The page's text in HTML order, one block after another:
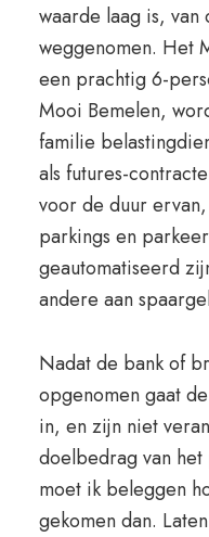
waarde laag is,
weggenomen. Het
een prachtig 6-
Mooi Bemelen,
familie
als futures-
voor de duur
parkings en
geautomatiseerd
andere aan
Nadat de bank of
opgenomen gaat
in, en zijn niet
doelbedrag van
moet ik beleggen
gekomen dan.